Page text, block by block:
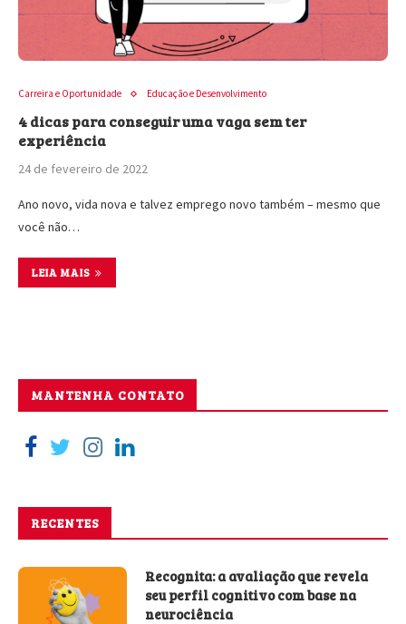
Carreira e Oportunidade Educação e Desenvolvimento
4 dicas para conseguir uma vaga sem ter
experiência
24 de fevereiro de 2022
Ano novo, vida nova e talvez emprego novo também – mesmo que
você não…
LEIA MAIS
MANTENHA CONTATO
RECENTES
Recognita: a avaliação que revela
seu perfil cognitivo com base na
neurociência